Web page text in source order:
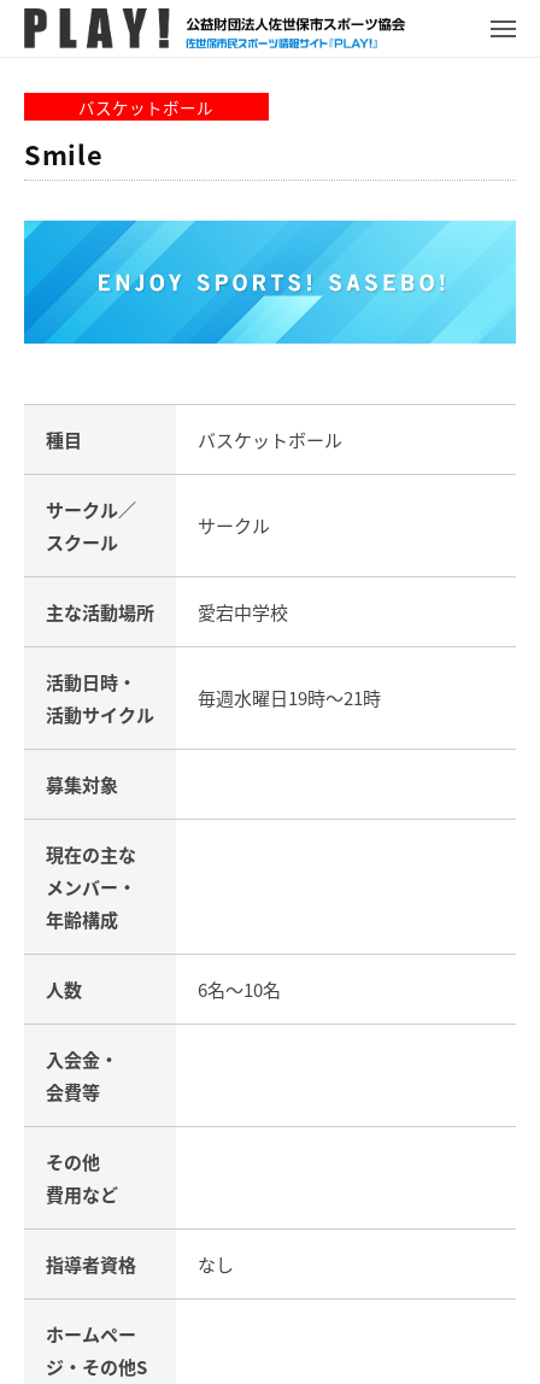
L
A
Y
世
市
ポ
報
イ
メ
バスケットボール
Smile
種目 バスケットボール
サークル／
スクール
サークル
主な活動場所 愛宕中学校
活動日時・
活動サイクル
毎週水曜日19時～21時
募集対象
現在の主な
メンバー・
年齢構成
人数 6名～10名
入会金・
会費等
その他
費用など
指導者資格 なし
ホームペー
ジ・ その他S
P
L
Y
!
ュ
ー